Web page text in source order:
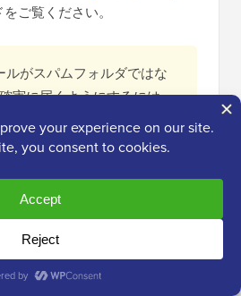
ご覧ください。
ルがスパムフォルダではな
実に届くようにするには、
を使用して WooCommerce ス
可能性を向上させることを
の自動化
タスクは、ビジネスの成長に
ます。一方、このプロセスを自